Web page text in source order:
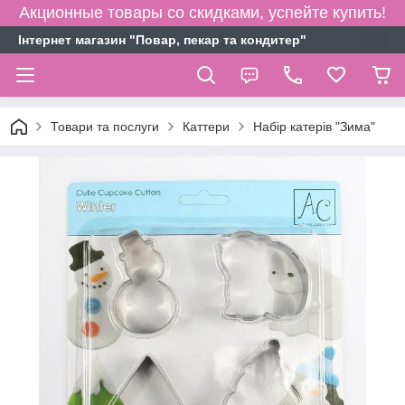
Акционные товары со скидками, успейте купить!
Інтернет магазин "Повар, пекар та кондитер"
Товари та послуги Каттери Набір катерів "Зима"